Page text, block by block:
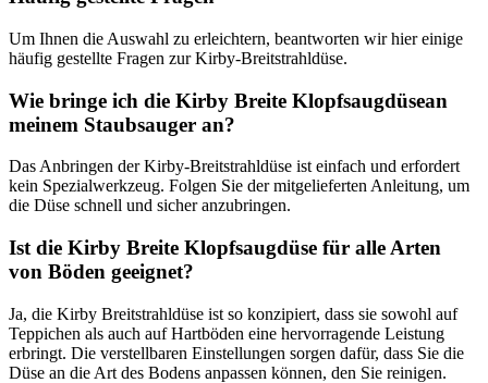
Um Ihnen die Auswahl zu erleichtern, beantworten wir hier einige
häufig gestellte Fragen zur Kirby-Breitstrahldüse.
Wie bringe ich die Kirby Breite Klopfsaugdüsean
meinem Staubsauger an?
Das Anbringen der Kirby-Breitstrahldüse ist einfach und erfordert
kein Spezialwerkzeug. Folgen Sie der mitgelieferten Anleitung, um
die Düse schnell und sicher anzubringen.
Ist die Kirby Breite Klopfsaugdüse für alle Arten
von Böden geeignet?
Ja, die Kirby Breitstrahldüse ist so konzipiert, dass sie sowohl auf
Teppichen als auch auf Hartböden eine hervorragende Leistung
erbringt. Die verstellbaren Einstellungen sorgen dafür, dass Sie die
Düse an die Art des Bodens anpassen können, den Sie reinigen.